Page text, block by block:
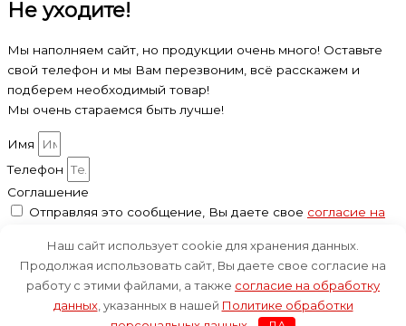
Не уходите!
Мы наполняем сайт, но продукции очень много! Оставьте
свой телефон и мы Вам перезвоним, всё расскажем и
подберем необходимый товар!
Мы очень стараемся быть лучше!
Имя
Телефон
Соглашение
Отправляя это сообщение, Вы даете свое согласие на
обработки персональных данных
Отправить
Наш сайт использует cookie для хранения данных.
Продолжая использовать сайт, Вы даете свое согласие на
работу с этими файлами, а также согласие на обработку
данных, указанных в нашей Политике обработки